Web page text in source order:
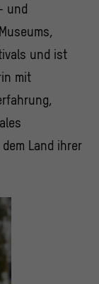
und
und ist
mit
Land ihrer